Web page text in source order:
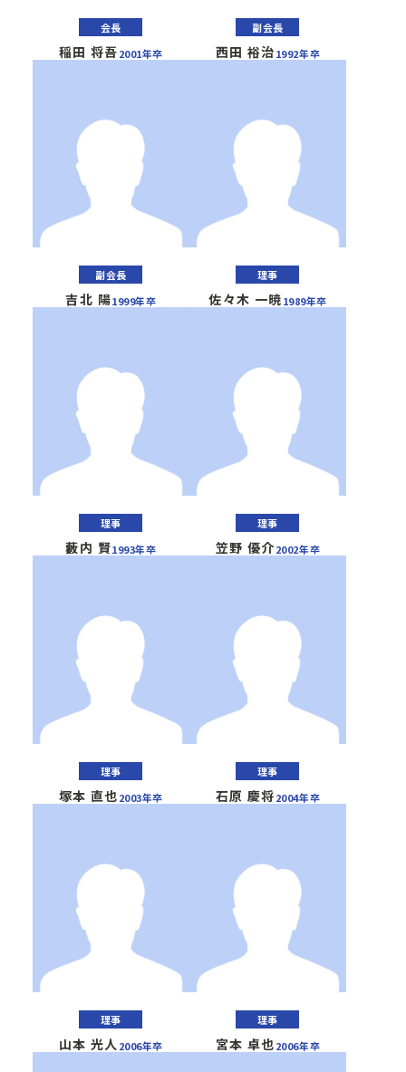
会長
稲田 将吾2001年卒
副会長
西田 裕治1992年卒
副会長
吉北 陽1999年卒
理事
佐々木 一暁1989年卒
理事
藪内 賢1993年卒
理事
笠野 優介2002年卒
理事
塚本 直也2003年卒
理事
石原 慶将2004年卒
理事
山本 光人 2006年卒
理事
宮本 卓也2006年卒